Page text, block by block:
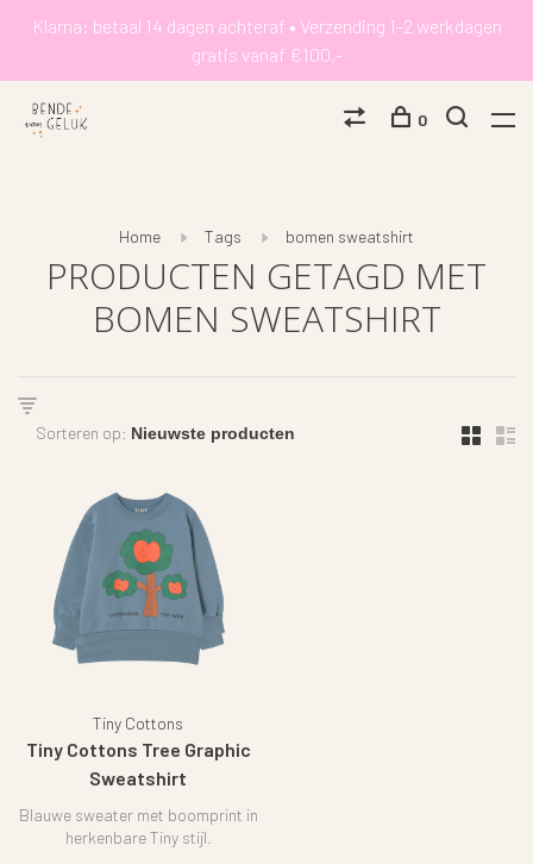
Klarna: betaal 14 dagen achteraf • Verzending 1-2 werkdagen
gratis vanaf €100,-
0
Home Tags bomen sweatshirt
PRODUCTEN GETAGD MET
BOMEN SWEATSHIRT
Sorteren op:
Tiny Cottons
Tiny Cottons Tree Graphic
Sweatshirt
Blauwe sweater met boomprint in
herkenbare Tiny stijl.